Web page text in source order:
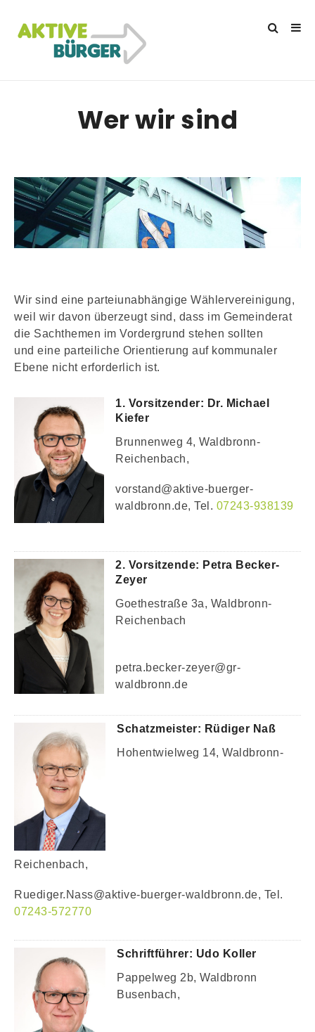
Wer wir sind
Wir sind eine parteiunabhängige Wählervereinigung,
weil wir davon überzeugt sind, dass im Gemeinderat
die Sachthemen im Vordergrund stehen sollten
und eine parteiliche Orientierung auf kommunaler
Ebene nicht erforderlich ist.
1. Vorsitzender: Dr. Michael
Kiefer
Brunnenweg 4, Waldbronn-
Reichenbach,
vorstand@aktive-buerger-
waldbronn.de, Tel. 07243-938139
2. Vorsitzende: Petra Becker-
Zeyer
Goethestraße 3a, Waldbronn-
Reichenbach
petra.becker-zeyer@gr-
waldbronn.de
Schatzmeister: Rüdiger Naß
Hohentwielweg 14, Waldbronn-
Reichenbach,
Ruediger.Nass@aktive-buerger-waldbronn.de, Tel.
07243-572770
Schriftführer: Udo Koller
Pappelweg 2b, Waldbronn
Busenbach,